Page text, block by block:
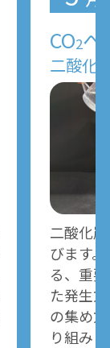
CO2へ
二酸化
二酸化
びます
る、重
た発生
の集め
り組み